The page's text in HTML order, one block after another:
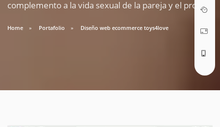
complemento a la vida sexual de la pareja y el propio.
Home Portafolio Diseño web ecommerce toys4love